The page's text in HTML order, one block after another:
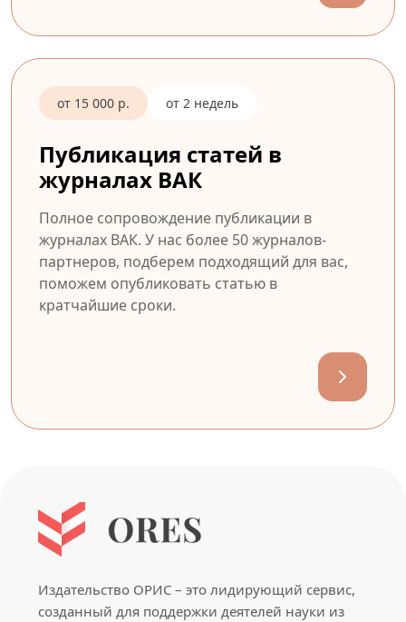
от 15 000 р. от 2 недель
Публикация статей в
журналах ВАК
Полное сопровождение публикации в
журналах ВАК. У нас более 50 журналов-
партнеров, подберем подходящий для вас,
поможем опубликовать статью в
кратчайшие сроки.
Издательство ОРИС – это лидирующий сервис,
созданный для поддержки деятелей науки из